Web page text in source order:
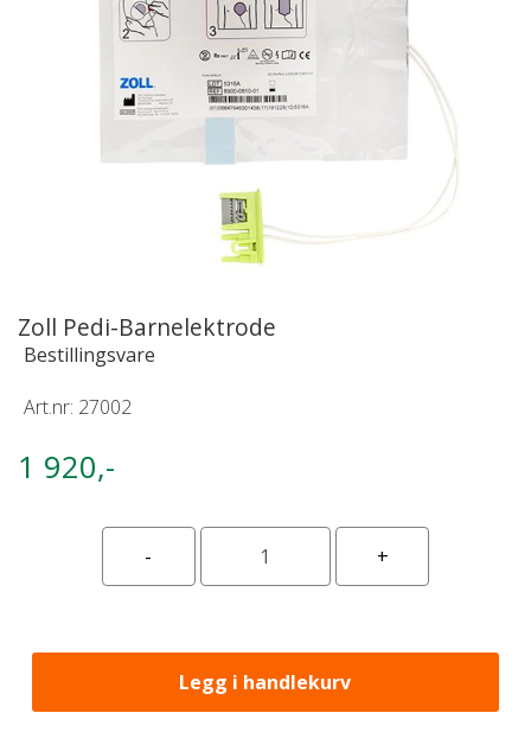
Zoll Pedi-Barnelektrode
Bestillingsvare
Art.nr: 27002
1 920,-
Legg i handlekurv